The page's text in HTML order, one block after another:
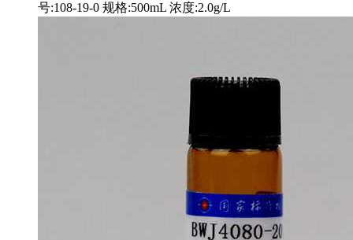
号:108-19-0 规格:500mL 浓度:2.0g/L